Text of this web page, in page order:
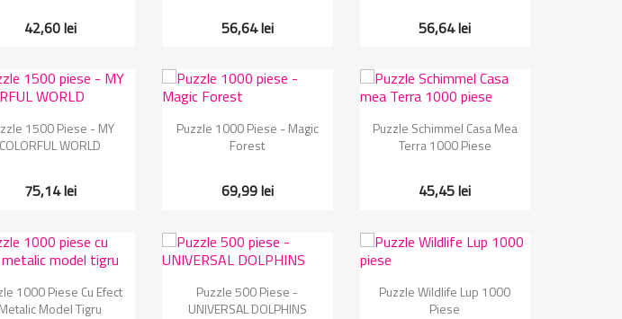
42,60 lei 56,64 lei 56,64 lei
Vizualizare rapida
1500 Piese - MY
COLORFUL WORLD
75,14 lei
Vizualizare rapida
Puzzle 1000 Piese - Magic
Forest
69,99 lei
Vizualizare rapida
Puzzle Schimmel Casa Mea
Terra 1000 Piese
45,45 lei
Vizualizare rapida
1000 Piese Cu Efect
Metalic Model Tigru
Vizualizare rapida
Puzzle 500 Piese -
UNIVERSAL DOLPHINS
Vizualizare rapida
Puzzle Wildlife Lup 1000
Piese